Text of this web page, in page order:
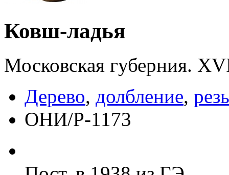
Ковш-ладья
Московская губерния.
Дерево, долбление,
ОНИ/Р-1173